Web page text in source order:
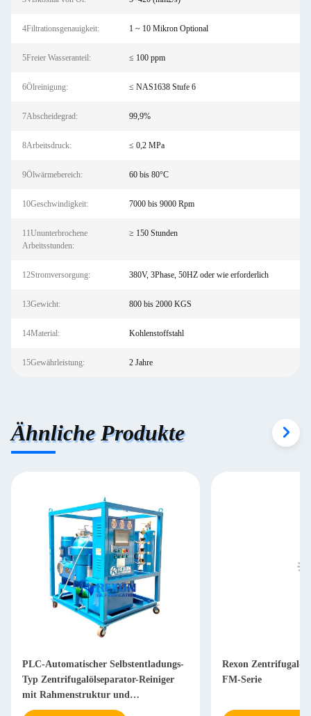
4Filtrationsgenauigkeit: 1 ~ 10 Mikron Optional
5Freier Wasseranteil: ≤ 100 ppm
6Ölreinigung: ≤ NAS1638 Stufe 6
7Abscheidegrad: 99,9%
8Arbeitsdruck: ≤ 0,2 MPa
9Ölwärmebereich: 60 bis 80°C
10Geschwindigkeit: 7000 bis 9000 Rpm
11Ununterbrochene
Arbeitsstunden:
≥ 150 Stunden
12Stromversorgung: 380V, 3Phase, 50HZ oder wie erforderlich
13Gewicht: 800 bis 2000 KGS
14Material: Kohlenstoffstahl
15Gewährleistung: 2 Jahre
Ähnliche Produkte
PLC-Automatischer Selbstentladungs-
Typ Zentrifugalölseparator-Reiniger
mit Rahmenstruktur und
Hebeöffnungen
Rexon Zentrifugal-
FM-Serie